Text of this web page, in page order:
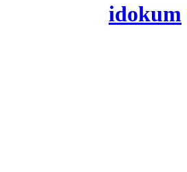
idokum